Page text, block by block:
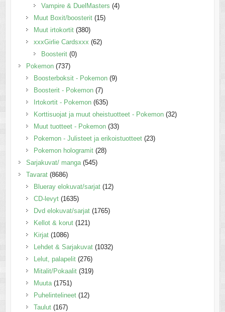
Vampire & DuelMasters (4)
Muut Boxit/boosterit (15)
Muut irtokortit (380)
xxxGirlie Cardsxxx (62)
Boosterit (0)
Pokemon (737)
Boosterboksit - Pokemon (9)
Boosterit - Pokemon (7)
Irtokortit - Pokemon (635)
Korttisuojat ja muut oheistuotteet - Pokemon (32)
Muut tuotteet - Pokemon (33)
Pokemon - Julisteet ja erikoistuotteet (23)
Pokemon hologramit (28)
Sarjakuvat/ manga (545)
Tavarat (8686)
Blueray elokuvat/sarjat (12)
CD-levyt (1635)
Dvd elokuvat/sarjat (1765)
Kellot & korut (121)
Kirjat (1086)
Lehdet & Sarjakuvat (1032)
Lelut, palapelit (276)
Mitalit/Pokaalit (319)
Muuta (1751)
Puhelintelineet (12)
Taulut (167)